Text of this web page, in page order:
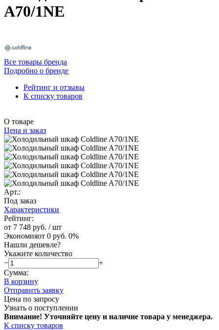
A70/1NE
Все товары бренда
Подробно о бренде
Рейтинг и отзывы
К списку товаров
О товаре
Цена и заказ
Арт.:
Под заказ
Характеристики
Рейтинг:
от 7 748 руб. / шт
Экономияот 0 руб. 0%
Нашли дешевле?
Укажите количество
−
+
Сумма:
В корзину
Отправить заявку
Цена по запросу
Узнать о поступлении
Внимание! Уточняйте цену и наличие товара у менеджера.
К списку товаров